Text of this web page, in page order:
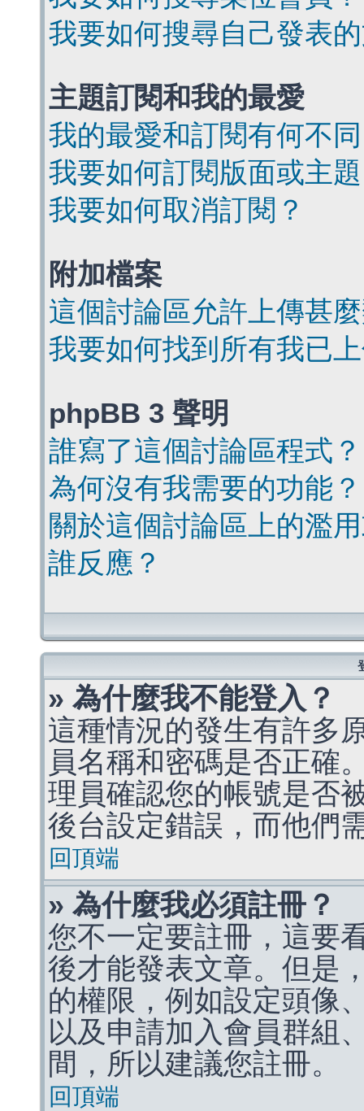
我要如何搜尋自己發表
主題訂閱和我的最愛
我的最愛和訂閱有何不
我要如何訂閱版面或主
我要如何取消訂閱？
附加檔案
這個討論區允許上傳甚
我要如何找到所有我已
phpBB 3 聲明
誰寫了這個討論區程式？
為何沒有我需要的功能？
關於這個討論區上的濫
誰反應？
» 為什麼我不能登入？
這種情況的發生有許多
員名稱和密碼是否正確
理員確認您的帳號是否
後台設定錯誤，而他們
回頂端
» 為什麼我必須註冊？
您不一定要註冊，這要
後才能發表文章。但是
的權限，例如設定頭像
以及申請加入會員群組
間，所以建議您註冊。
回頂端